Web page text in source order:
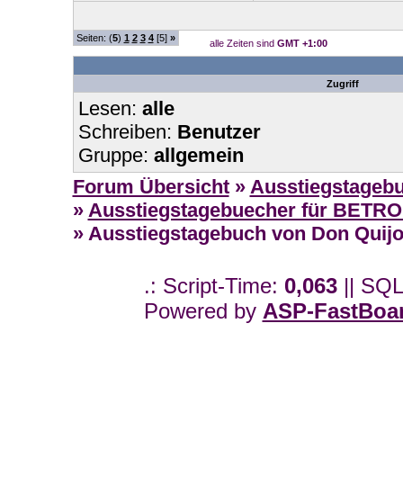
Seiten: (5) 1 2 3 4[5] » alle Zeiten sind GMT +1:00
Zugriff
Lesen: alle
Schreiben: Benutzer
Gruppe: allgemein
Forum Übersicht »
» Ausstiegstagebuecher für
» Ausstiegstagebuch von Don
.: Script-Time: 0,063||
Powered by ASP-